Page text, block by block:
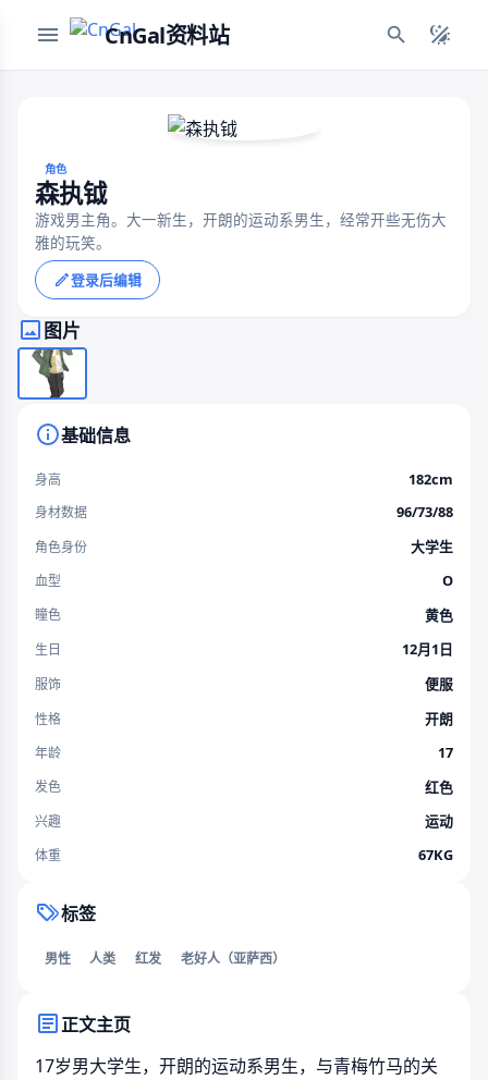
CnGal资料站
角色
森执钺
游戏男主角。大一新生，开朗的运动系男生，经常开些无伤大
雅的玩笑。
登录后编辑
图片
正文主页
17岁男大学生，开朗的运动系男生，与青梅竹马的关
基础信息
身高 182cm
身材数据 96/73/88
角色身份 大学生
血型 O
瞳色 黄色
生日 12月1日
服饰 便服
性格 开朗
年龄 17
发色 红色
兴趣 运动
体重 67KG
标签
男性 人类 红发 老好人（亚萨西）